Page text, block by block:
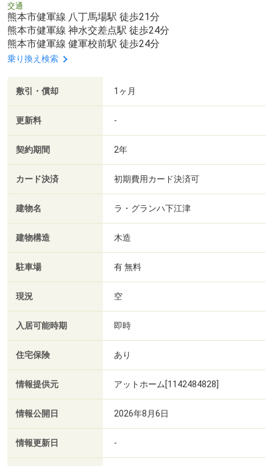
交通
熊本市健軍線 八丁馬場駅 徒歩21分
熊本市健軍線 神水交差点駅 徒歩24分
熊本市健軍線 健軍校前駅 徒歩24分
乗り換え検索
敷引・償却 1ヶ月
更新料 -
契約期間 2年
カード決済 初期費用カード決済可
建物名 ラ・グランハ下江津
建物構造 木造
駐車場 有 無料
現況 空
入居可能時期 即時
住宅保険 あり
情報提供元 アットホーム[1142484828]
情報公開日 2026年8月6日
情報更新日 -